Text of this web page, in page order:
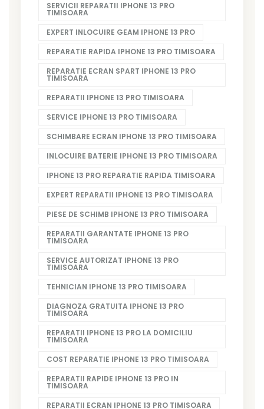
SERVICII REPARATII IPHONE 13 PRO
TIMISOARA
EXPERT INLOCUIRE GEAM IPHONE 13 PRO
REPARATIE RAPIDA IPHONE 13 PRO TIMISOARA
REPARATIE ECRAN SPART IPHONE 13 PRO
TIMISOARA
REPARATII IPHONE 13 PRO TIMISOARA
SERVICE IPHONE 13 PRO TIMISOARA
SCHIMBARE ECRAN IPHONE 13 PRO TIMISOARA
INLOCUIRE BATERIE IPHONE 13 PRO TIMISOARA
IPHONE 13 PRO REPARATIE RAPIDA TIMISOARA
EXPERT REPARATII IPHONE 13 PRO TIMISOARA
PIESE DE SCHIMB IPHONE 13 PRO TIMISOARA
REPARATII GARANTATE IPHONE 13 PRO
TIMISOARA
SERVICE AUTORIZAT IPHONE 13 PRO
TIMISOARA
TEHNICIAN IPHONE 13 PRO TIMISOARA
DIAGNOZA GRATUITA IPHONE 13 PRO
TIMISOARA
REPARATII IPHONE 13 PRO LA DOMICILIU
TIMISOARA
COST REPARATIE IPHONE 13 PRO TIMISOARA
REPARATII RAPIDE IPHONE 13 PRO IN
TIMISOARA
REPARATII ECRAN IPHONE 13 PRO TIMISOARA